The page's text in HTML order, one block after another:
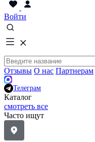
Войти
Отзывы О нас Партнерам
Телеграм
Каталог
смотреть все
Часто ищут